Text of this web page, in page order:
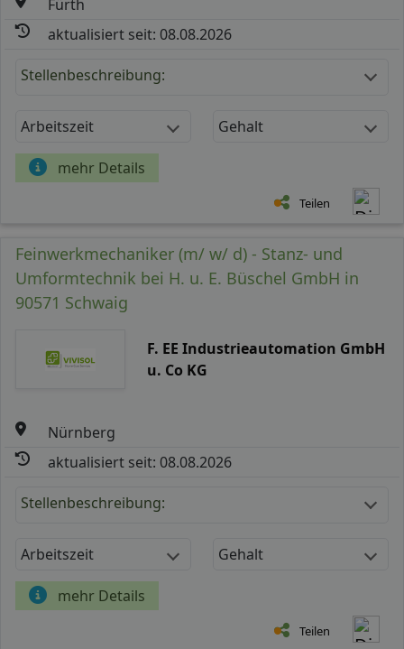
Fürth
aktualisiert seit: 08.08.2026
Stellenbeschreibung:
Arbeitszeit Gehalt
mehr Details
Teilen
Feinwerkmechaniker (m/ w/ d) - Stanz- und
Umformtechnik bei H. u. E. Büschel GmbH in
90571 Schwaig
F. EE Industrieautomation GmbH
u. Co KG
Nürnberg
aktualisiert seit: 08.08.2026
Stellenbeschreibung:
Arbeitszeit Gehalt
mehr Details
Teilen